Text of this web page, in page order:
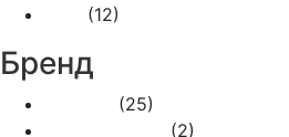
(12)
Бренд
(25)
(2)